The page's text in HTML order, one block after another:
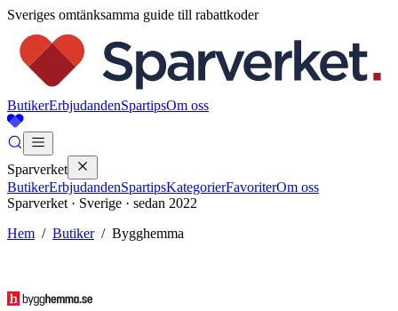
Sveriges omtänksamma guide till rabattkoder
ButikerErbjudandenSpartipsOm oss
Sparverket
ButikerErbjudandenSpartipsKategorierFavoriterOm oss
Sparverket · Sverige · sedan 2022
Hem / Butiker/ Bygghemma